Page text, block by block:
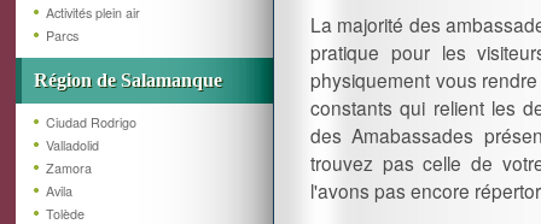
Activités plein air
Parcs
Région de Salamanque
Ciudad Rodrigo
Valladolid
Zamora
Avila
Tolède
La majorité des
pratique pour les
physiquement vous
constants qui relient les
des Amabassades
trouvez pas celle de
l'avons pas encore